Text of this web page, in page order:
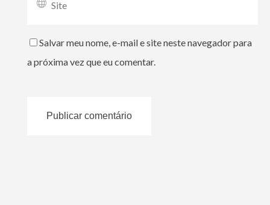
Salvar meu nome, e-mail e site neste navegador para
a próxima vez que eu comentar.